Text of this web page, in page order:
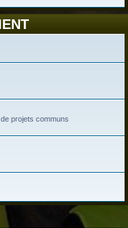
projets communs